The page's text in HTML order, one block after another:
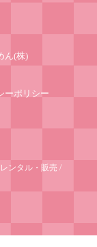
ん(株)
ーポリシー
ンタル・販売 /